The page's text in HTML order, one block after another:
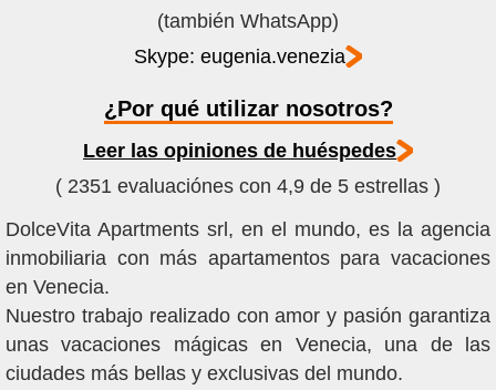
(también WhatsApp)
Skype: eugenia.venezia
¿Por qué utilizar nosotros?
Leer las opiniones de huéspedes
( 2351 evaluaciónes con 4,9 de 5 estrellas )
DolceVita Apartments srl, en el mundo, es la agencia
inmobiliaria con más apartamentos para vacaciones
en Venecia.
Nuestro trabajo realizado con amor y pasión garantiza
unas vacaciones mágicas en Venecia, una de las
ciudades más bellas y exclusivas del mundo.